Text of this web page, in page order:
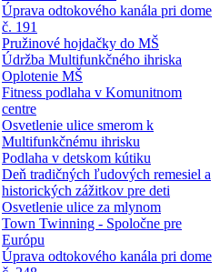
Úprava odtokového kanála pri dome
č. 191
Pružinové hojdačky do MŠ
Údržba Multifunkčného ihriska
Oplotenie MŠ
Fitness podlaha v Komunitnom
centre
Osvetlenie ulice smerom k
Multifunkčnému ihrisku
Podlaha v detskom kútiku
Deň tradičných ľudových remesiel a
historických zážitkov pre deti
Osvetlenie ulice za mlynom
Town Twinning - Spoločne pre
Európu
Úprava odtokového kanála pri dome